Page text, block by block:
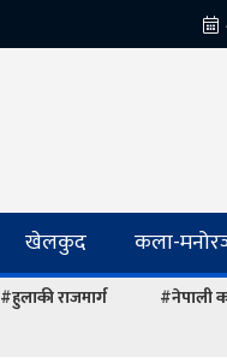
खेलकुद कला-
#हुलाकी राजमार्ग
#नेपाली